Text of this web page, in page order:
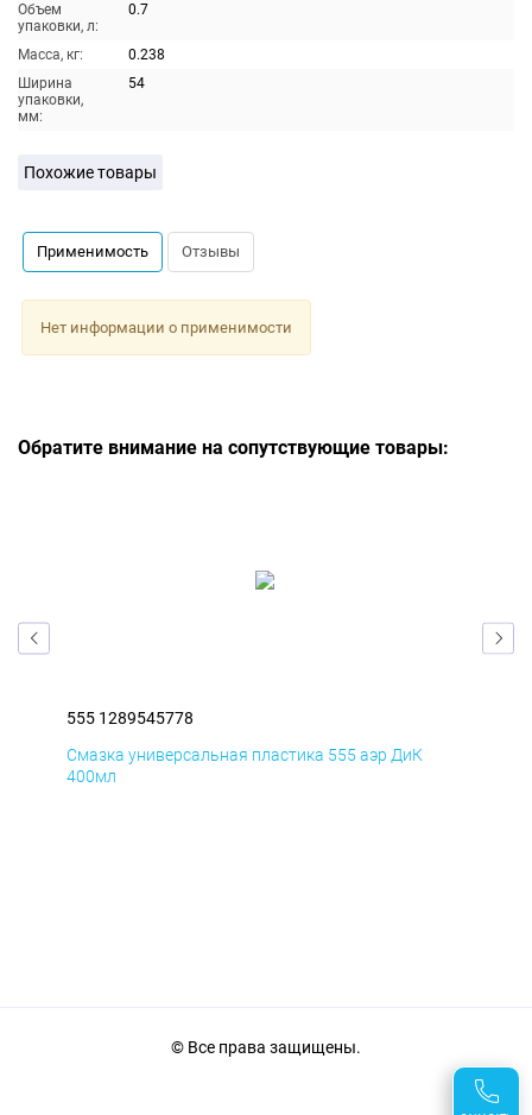
Объем
упаковки, л:
0.7
Масса, кг:
0.238
Ширина
упаковки,
мм:
54
Похожие товары
Применимость Отзывы
Нет информации о применимости
Обратите внимание на сопутствующие товары:
555 1289545778
Смазка универсальная пластика 555 аэр ДиК
400мл
© Все права защищены.